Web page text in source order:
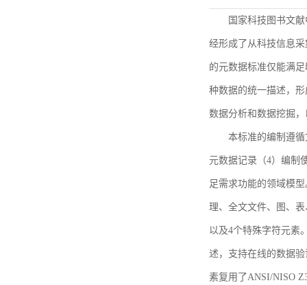
国家科技图书文
经形成了从科技信息
的元数据标准仅能满
种数据的统一描述，
数据分析和数据挖掘
本标准的编制遵
元数据记录（4）编制
足需求功能的领域模
理、全文文件、图、
以及4个特殊字符元素
述，支持在线的数据
素复用了ANSI/NISO